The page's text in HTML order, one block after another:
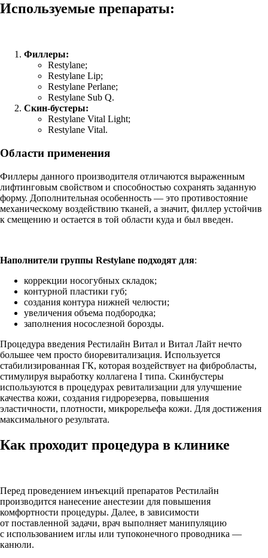
Используемые препараты:
Филлеры:
Restylane;
Restylane Lip;
Restylane Perlane;
Restylane Sub Q.
Скин-бустеры:
Restylane Vital Light;
Restylane Vital.
Области применения
Филлеры данного производителя отличаются выраженным
лифтинговым свойством и способностью сохранять заданную
форму. Дополнительная особенность — это противостояние
механическому воздействию тканей, а значит, филлер устойчив
к смещению и остается в той области куда и был введен.
Наполнители группы Restylane подходят для:
коррекции носогубных складок;
контурной пластики губ;
создания контура нижней челюсти;
увеличения объема подбородка;
заполнения носослезной борозды.
Процедура введения Рестилайн Витал и Витал Лайт нечто
большее чем просто биоревитализация. Используется
стабилизированная ГК, которая воздействует на фибробласты,
стимулируя выработку коллагена I типа. Скинбустеры
используются в процедурах ревитализации для улучшение
качества кожи, создания гидрорезерва, повышения
эластичности, плотности, микрорельефа кожи. Для достижения
максимального результата.
Как проходит процедура в клинике
Перед проведением инъекций препаратов Рестилайн
производится нанесение анестезии для повышения
комфортности процедуры. Далее, в зависимости
от поставленной задачи, врач выполняет манипуляцию
с использованием иглы или тупоконечного проводника —
канюли.